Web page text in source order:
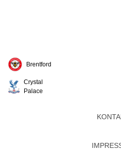
Brentford
Crystal
Palace